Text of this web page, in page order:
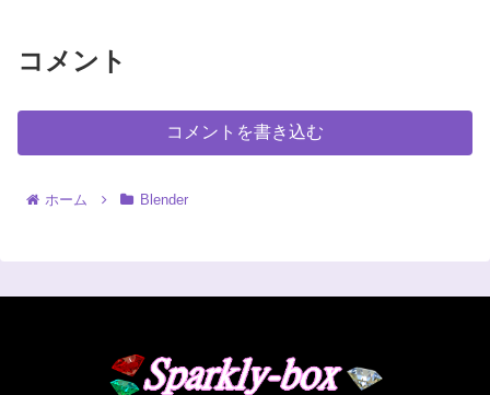
コメント
コメントを書き込む
ホーム Blender